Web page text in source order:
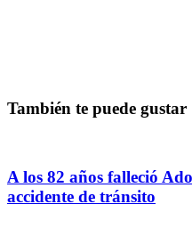
También te puede gustar
A los 82 años falleció
accidente de tránsito